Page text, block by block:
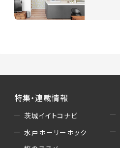
特集・連載情報
茨城イイトコナビ
水戸ホーリーホック